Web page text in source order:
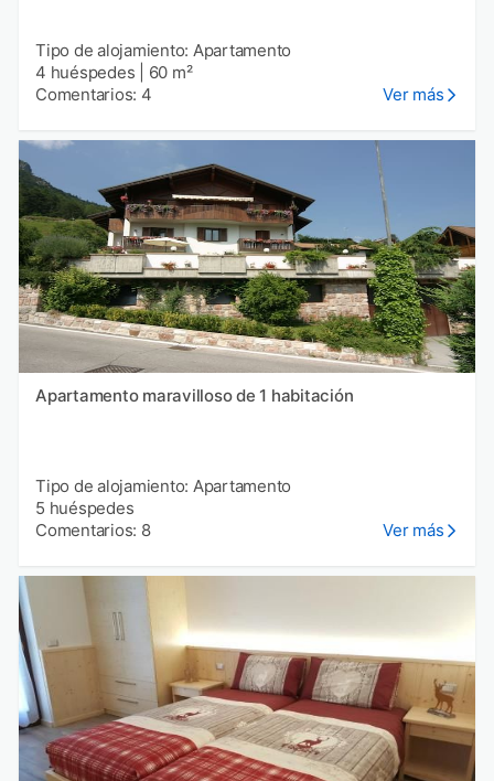
Tipo de alojamiento: Apartamento
4 huéspedes
60 m²
Comentarios: 4
Ver más
Apartamento maravilloso de 1 habitación
Tipo de alojamiento: Apartamento
5 huéspedes
Comentarios: 8
Ver más